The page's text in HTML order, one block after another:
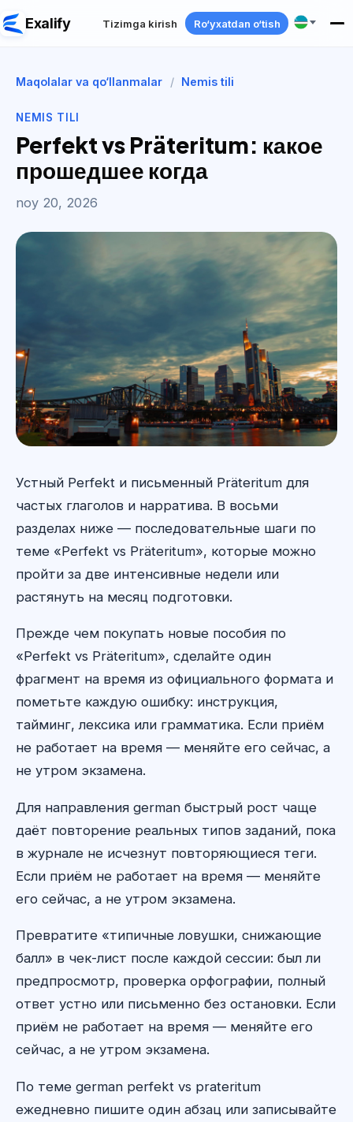
Exalify Tizimga kirish Ro‘yxatdan o‘tish
Maqolalar va qo‘llanmalar / Nemis tili
NEMIS TILI
Perfekt vs Präteritum: какое
прошедшее когда
noy 20, 2026
Устный Perfekt и письменный Präteritum для
частых глаголов и нарратива. В восьми
разделах ниже — последовательные шаги по
теме «Perfekt vs Präteritum», которые можно
пройти за две интенсивные недели или
растянуть на месяц подготовки.
Прежде чем покупать новые пособия по
«Perfekt vs Präteritum», сделайте один
фрагмент на время из официального формата и
пометьте каждую ошибку: инструкция,
тайминг, лексика или грамматика. Если приём
не работает на время — меняйте его сейчас, а
не утром экзамена.
Для направления german быстрый рост чаще
даёт повторение реальных типов заданий, пока
в журнале не исчезнут повторяющиеся теги.
Если приём не работает на время — меняйте
его сейчас, а не утром экзамена.
Превратите «типичные ловушки, снижающие
балл» в чек-лист после каждой сессии: был ли
предпросмотр, проверка орфографии, полный
ответ устно или письменно без остановки. Если
приём не работает на время — меняйте его
сейчас, а не утром экзамена.
По теме german perfekt vs prateritum
ежедневно пишите один абзац или записывайте